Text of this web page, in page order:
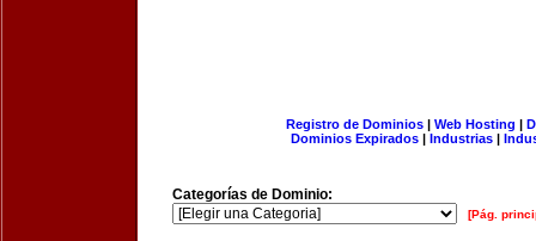
Registro de Dominios| Web Hosting |
Dominios Expirados | Industrias |
Categorías de Dominio:
[Pág.